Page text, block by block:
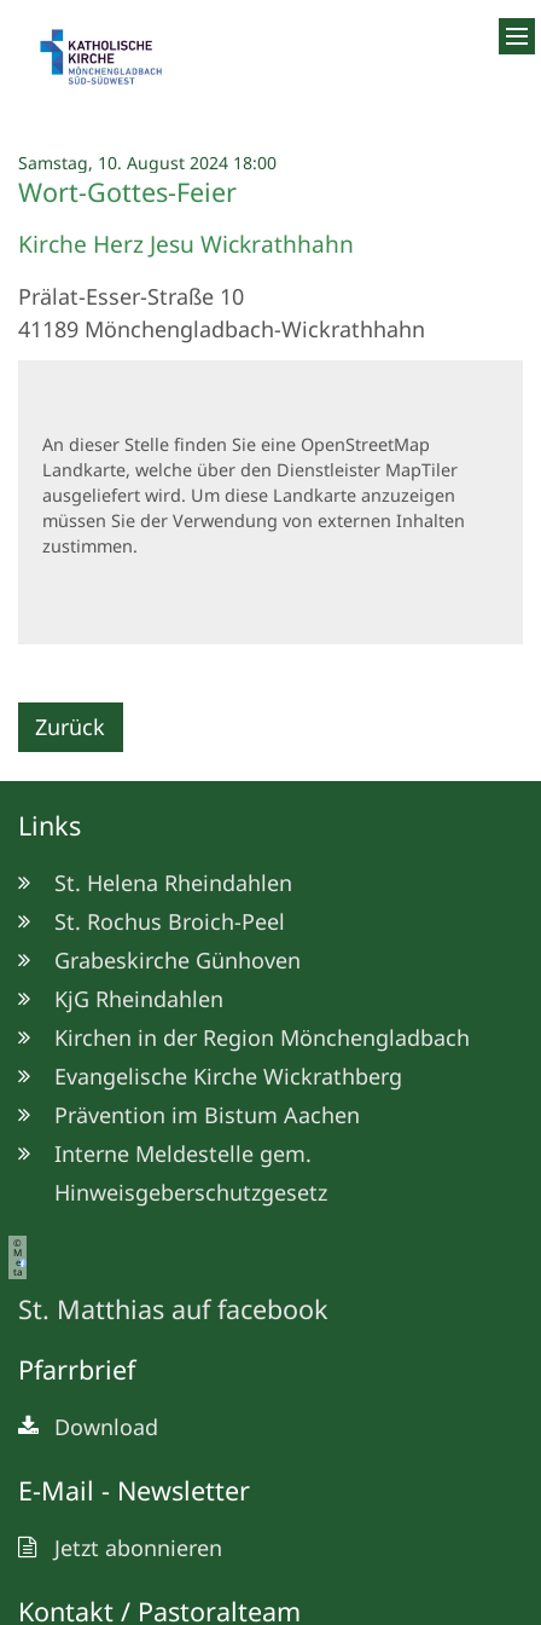
Samstag, 10. August 2024 18:00:
Wort-Gottes-Feier
Kirche Herz Jesu Wickrathhahn
Prälat-Esser-Straße 10
41189 Mönchengladbach-Wickrathhahn
An dieser Stelle finden Sie eine OpenStreetMap
Landkarte, welche über den Dienstleister MapTiler
ausgeliefert wird. Um diese Landkarte anzuzeigen
müssen Sie der Verwendung von externen Inhalten
zustimmen.
Zurück
Links
St. Helena Rheindahlen
St. Rochus Broich-Peel
Grabeskirche Günhoven
KjG Rheindahlen
Kirchen in der Region Mönchengladbach
Evangelische Kirche Wickrathberg
Prävention im Bistum Aachen
Interne Meldestelle gem.
Hinweisgeberschutzgesetz
©
M
e
ta
St. Matthias auf facebook
Pfarrbrief
Download
E-Mail - Newsletter
Jetzt abonnieren
Kontakt / Pastoralteam